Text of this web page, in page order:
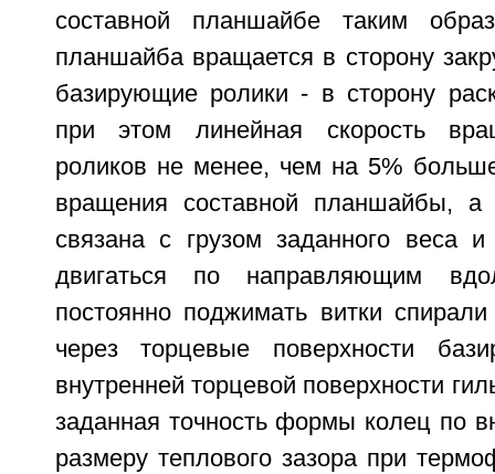
составной планшайбе таким
планшайба вращается в сторону
базирующие ролики - в сторону
при этом линейная скорость
роликов не менее, чем на 5%
вращения составной планшайбы, а
связана с грузом заданного веса
двигаться по направляющим
постоянно поджимать витки
через торцевые поверхности
внутренней торцевой поверхности
заданная точность формы колец по
размеру теплового зазора при